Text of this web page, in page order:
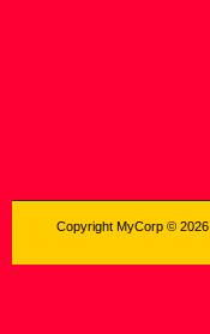
Copyright MyCorp © 2026